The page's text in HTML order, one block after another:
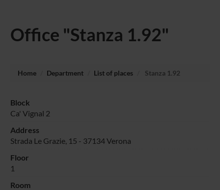
Office "Stanza 1.92"
Home Department List of places Stanza 1.92
Block
Ca' Vignal 2
Address
Strada Le Grazie, 15 - 37134 Verona
Floor
1
Room